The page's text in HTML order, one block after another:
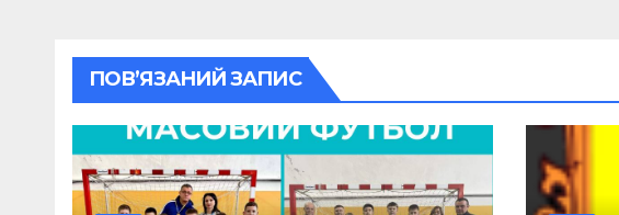
ПОВ’ЯЗАНИЙ ЗАПИС